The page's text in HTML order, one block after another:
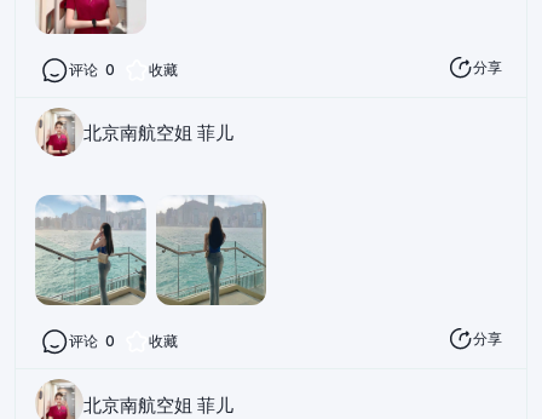
评论 0 收藏 分享
北京南航空姐 菲儿
评论 0 收藏 分享
北京南航空姐 菲儿